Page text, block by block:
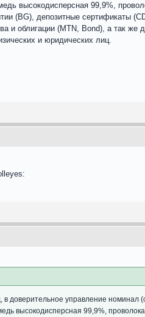
высокодисперсная 99,9%,
(BG), депозитные сертификаты
и облигации (MTN, Bond), а так
и юридических лиц.
доверительное управление номинал
высокодисперсная 99,9%,